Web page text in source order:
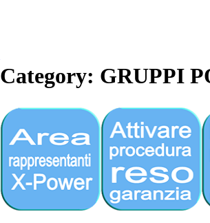
Category: GRUPPI